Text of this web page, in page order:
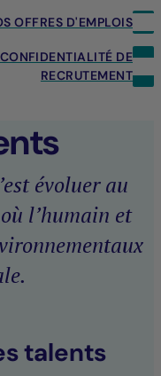
OFFRES D'EMPLOIS
DE
RECRUTEMENT
évoluer au
l’humain et
talents